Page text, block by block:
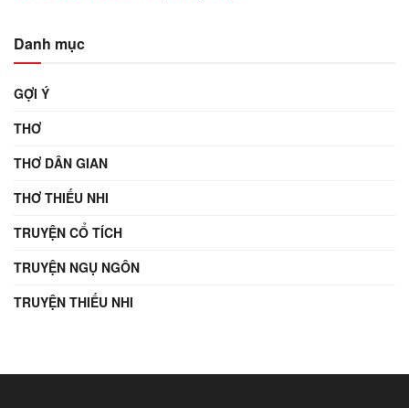
Danh mục
GỢI Ý
THƠ
THƠ DÂN GIAN
THƠ THIẾU NHI
TRUYỆN CỔ TÍCH
TRUYỆN NGỤ NGÔN
TRUYỆN THIẾU NHI